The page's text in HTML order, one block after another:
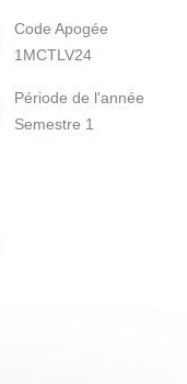
Code Apogée
1MCTLV24
Période de l'année
Semestre 1